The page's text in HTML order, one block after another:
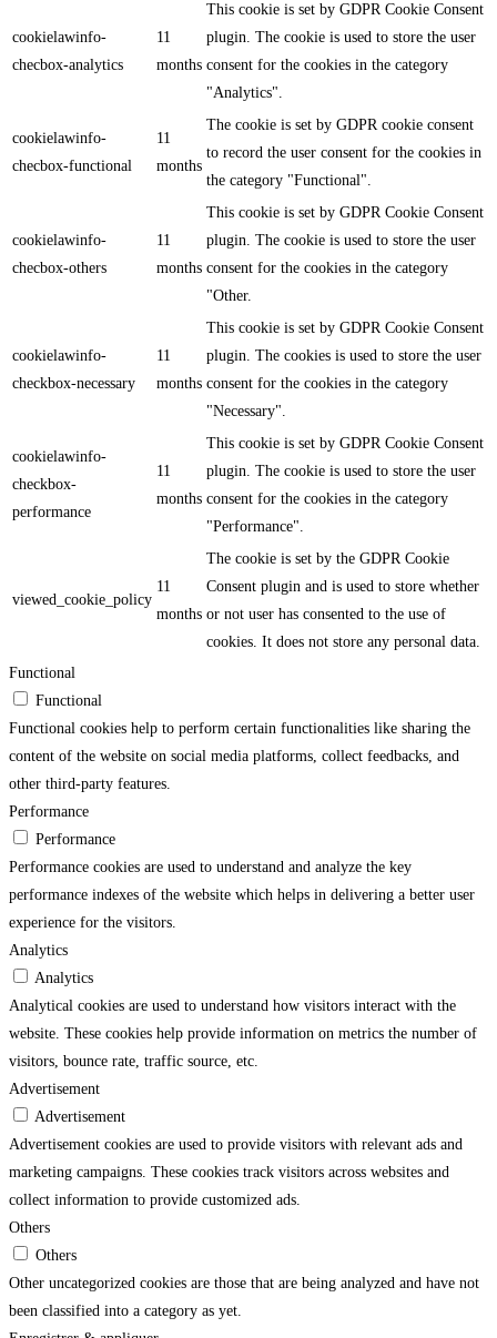
cookielawinfo-
checbox-analytics
11
months
This cookie is set by GDPR Cookie Consent
plugin. The cookie is used to store the user
consent for the cookies in the category
"Analytics".
cookielawinfo-
checbox-functional
11
months
The cookie is set by GDPR cookie consent
to record the user consent for the cookies in
the category "Functional".
cookielawinfo-
checbox-others
11
months
This cookie is set by GDPR Cookie Consent
plugin. The cookie is used to store the user
consent for the cookies in the category
"Other.
cookielawinfo-
checkbox-necessary
11
months
This cookie is set by GDPR Cookie Consent
plugin. The cookies is used to store the user
consent for the cookies in the category
"Necessary".
cookielawinfo-
checkbox-
performance
11
months
This cookie is set by GDPR Cookie Consent
plugin. The cookie is used to store the user
consent for the cookies in the category
"Performance".
viewed_cookie_policy
11
months
The cookie is set by the GDPR Cookie
Consent plugin and is used to store whether
or not user has consented to the use of
cookies. It does not store any personal data.
Functional
Functional
Functional cookies help to perform certain functionalities like sharing the
content of the website on social media platforms, collect feedbacks, and
other third-party features.
Performance
Performance
Performance cookies are used to understand and analyze the key
performance indexes of the website which helps in delivering a better user
experience for the visitors.
Analytics
Analytics
Analytical cookies are used to understand how visitors interact with the
website. These cookies help provide information on metrics the number of
visitors, bounce rate, traffic source, etc.
Advertisement
Advertisement
Advertisement cookies are used to provide visitors with relevant ads and
marketing campaigns. These cookies track visitors across websites and
collect information to provide customized ads.
Others
Others
Other uncategorized cookies are those that are being analyzed and have not
been classified into a category as yet.